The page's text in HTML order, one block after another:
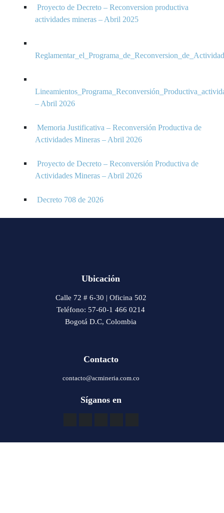
Proyecto de Decreto – Reconversion productiva
actividades mineras – Abril 2025
– Abril 2026
Memoria Justificativa – Reconversión Productiva de
Actividades Mineras – Abril 2026
Proyecto de Decreto – Reconversión Productiva de
Actividades Mineras – Abril 2026
Decreto 708 de 2026
Ubicación
Calle 72 # 6-30 | Oficina 502
Teléfono: 57-60-1 466 0214
Bogotá D.C, Colombia
Contacto
contacto@acmineria.com.co
Síganos en